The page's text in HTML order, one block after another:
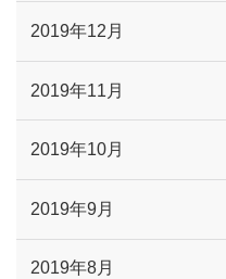
2019年12月
2019年11月
2019年10月
2019年9月
2019年8月